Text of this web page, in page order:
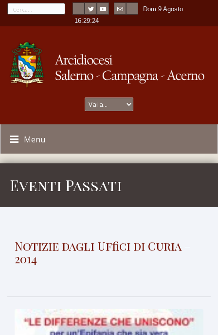
Dom 9 Agosto
16:29:25
Menu
Eventi Passati
Notizie dagli Uffici di Curia –
2014